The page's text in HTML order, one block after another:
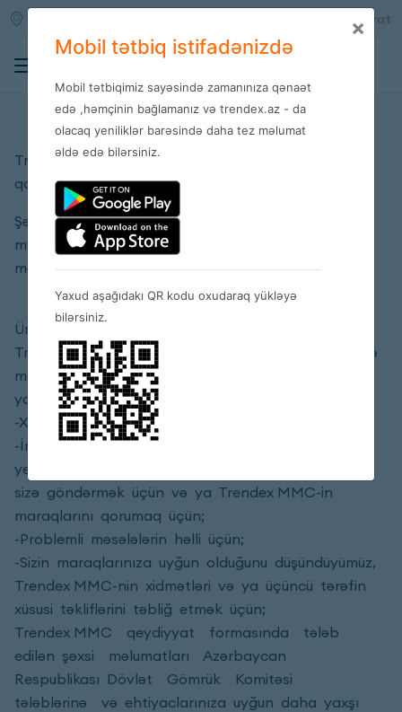
Qeydiyyat
Məxfilik siyasəti
Trendex MMC müştərilərinin şəxsi məlumatlarının
qorunmasına cavabdehdir.
Şəxsi məlumat deyərkən Trendex MMC
müştərilərinin www.Trendex.az-a təqdim etdikləri
məlumatlar nəzərdə tutulur.
Ümumi şərtlər:
Trendex MMC aşağıda qeyd edilən məqsədlər ilə
müştərinin şəxsi məlumatlarını istifadə edə və
ya açıqlaya bilər:
-Xidmət seçimlərinizi təyin etmək üçün;
-İnformasiya, təbliğat, məhsul və xidmətlər,
yenilənmiş marketinq və reklam materiallarını
sizə göndərmək üçün və ya Trendex MMC-in
maraqlarını qorumaq üçün;
-Problemli məsələlərin həlli üçün;
-Sizin maraqlarınıza uyğun olduğunu düşündüyümüz,
Trendex MMC-nin xidmətləri və ya üçüncü tərəfin
xüsusi təkliflərini təbliğ etmək üçün;
Trendex MMC qeydiyyat formasında tələb
edilən şəxsi məlumatları Azərbaycan
Respublikası Dövlət Gömrük Komitəsi
tələblərinə və ehtiyaclarınıza uyğun daha yaxşı
×
Mobil tətbiq istifadənizdə
Mobil tətbiqimiz sayəsində zamanınıza qənaət
edə ,həmçinin bağlamanız və trendex.az - da
olacaq yeniliklər barəsində daha tez məlumat
əldə edə bilərsiniz.
Yaxud aşağıdakı QR kodu oxudaraq yükləyə
bilərsiniz.